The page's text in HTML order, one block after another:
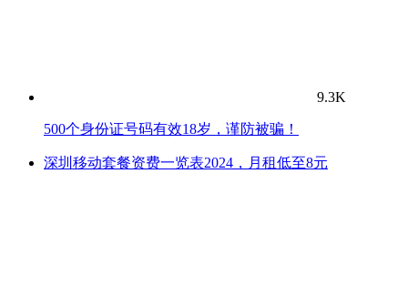
9.3K
500个身份证号码有效18岁，谨防被骗！
深圳移动套餐资费一览表2024，月租低至8元